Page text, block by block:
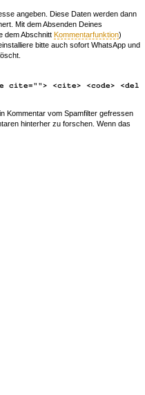
angeben. Diese Daten werden dann
Mit dem Absenden Deines
dem Abschnitt Kommentarfunktion)
bitte auch sofort WhatsApp und
<cite> <code> <del
Kommentar vom Spamfilter gefressen
hinterher zu forschen. Wenn das